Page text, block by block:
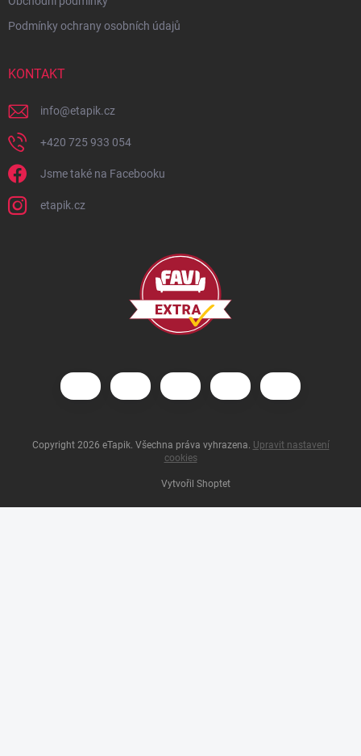
Podmínky ochrany osobních údajů
KONTAKT
info@etapik.cz
+420 725 933 054
Jsme také na Facebooku
etapik.cz
Vytvořil Shoptet
Copyright 2026 eTapik. Všechna práva vyhrazena. Upravit nastavení
cookies